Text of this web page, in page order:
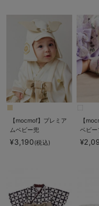
【mocmof】プレミア
ムベビー兜
¥3,190(税込)
【
ベビー